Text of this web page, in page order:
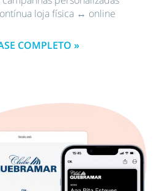
loja física ↔ online
COMPLETO »